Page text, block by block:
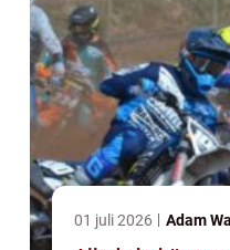
01 juli 2026 Adam